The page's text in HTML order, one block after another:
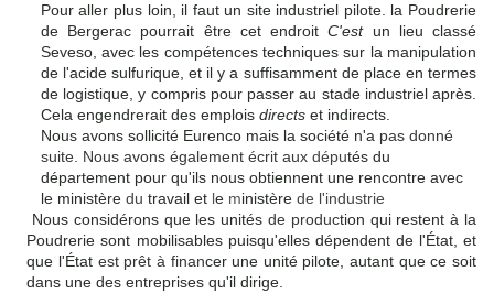
Pour aller plus loin, il faut un site industriel pilote. la Poudrerie
de Bergerac pourrait être cet endroitC'est un lieu classé
Seveso, avec les compétences techniques sur la manipulation
de l'acide sulfurique, et il y a suffisamment de place en termes
de logistique, y compris pour passer au stade industriel après.
Cela engendrerait des emplois directs et indirects.
Nous avons sollicité Eurenco mais la société n'a pas donné
suite. Nous avons également écrit auxdéputés du
département pour qu'ils nous obtiennent une rencontre avec
le ministèredutravail et le ministèrede l'industrie
Nous considérons que les unitésde production qui restent à la
Poudrerie sont mobilisables puisqu'elles dépendent de l'État, et
que l'Étatest prêt à financer une unité pilote, autant que ce soit
dans une des entreprises qu'il dirige.